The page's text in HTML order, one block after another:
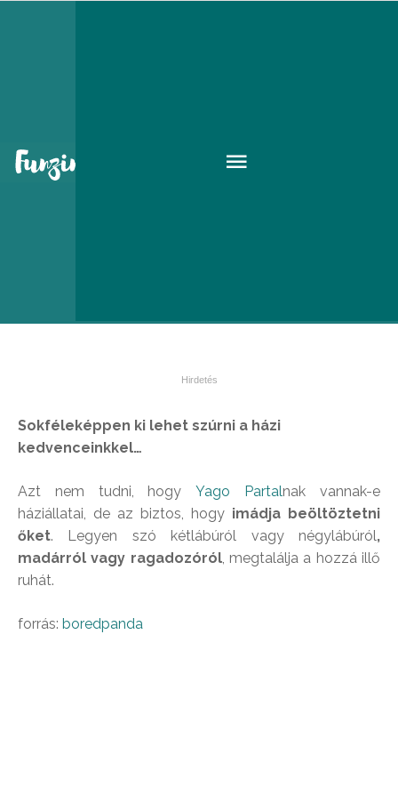
Sokféleképpen ki lehet szúrni a házi
kedvenceinkkel…
Azt nem tudni, hogyYago Partalnak vannak-e
háziállatai, de az biztos, hogy imádja beöltöztetni
őket. Legyen szó kétlábúról vagy négylábúról,
madárról vagy ragadozóról, megtalálja a hozzá illő
ruhát.
forrás: boredpanda